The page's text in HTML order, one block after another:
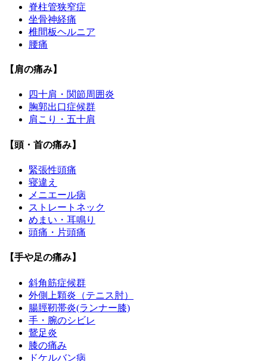
脊柱管狭窄症
坐骨神経痛
椎間板ヘルニア
腰痛
【肩の痛み】
四十肩・関節周囲炎
胸郭出口症候群
肩こり・五十肩
【頭・首の痛み】
緊張性頭痛
寝違え
メニエール病
ストレートネック
めまい・耳鳴り
頭痛・片頭痛
【手や足の痛み】
斜角筋症候群
外側上顆炎（テニス肘）
腸脛靭帯炎(ランナー膝)
手・腕のシビレ
鵞足炎
膝の痛み
ドケルバン病